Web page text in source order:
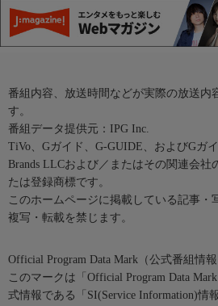
番組内容、放送時間などが実際の放送内
す。
番組データ提供元：IPG Inc.
TiVo、Gガイド、G-GUIDE、およびGガ
Brands LLCおよび／またはその関連会社
たは登録商標です。
このホームページに掲載している記事・
複写・転載を禁じます。
Official Program Data Mark（公式番組情報
このマークは「Official Program Data
式情報である「SI(Service Information)情